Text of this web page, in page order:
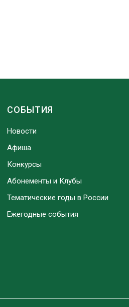
СОБЫТИЯ
Новости
Афиша
Конкурсы
Абонементы и Клубы
Тематические годы в России
Ежегодные события